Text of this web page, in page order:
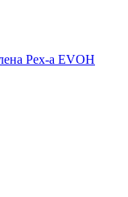
Pex-a EVOH